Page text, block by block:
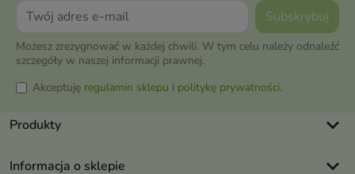
Możesz zrezygnować w każdej chwili. W tym celu należy odnaleźć
szczegóły w naszej informacji prawnej.
Akceptuję regulamin sklepu i politykę prywatności.
Produkty keyboard_arrow_down
Informacja o sklepie keyboard_arrow_down